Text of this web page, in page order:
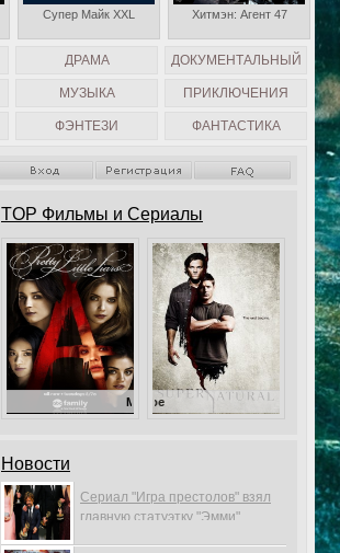
TOP Фильмы и Сериалы
Милые обманщицы Сверхъестественное
Новости
Сериал "Игра престолов" взял
главную статуэтку "Эмми".
ДРАМА ДОКУМЕНТАЛЬНЫЙ
МУЗЫКА ПРИКЛЮЧЕНИЯ
ФЭНТЕЗИ ФАНТАСТИКА
Супер Майк XXL Хитмэн: Агент 47